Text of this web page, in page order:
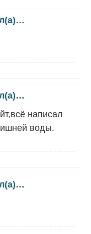
написал
воды.